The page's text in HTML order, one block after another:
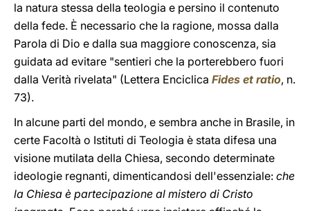
la natura stessa della teologia e persino il contenuto
della fede. È necessario che la ragione, mossa dalla
Parola di Dio e dalla sua maggiore conoscenza, sia
guidata ad evitare "sentieri che la porterebbero fuori
dalla Verità rivelata" (Lettera Enciclica Fides et ratio, n.
73).
In alcune parti del mondo, e sembra anche in Brasile, in
certe Facoltà o Istituti di Teologia è stata difesa una
visione mutilata della Chiesa, secondo determinate
ideologie regnanti, dimenticandosi dell'essenziale: che
la Chiesa è partecipazione al mistero di Cristo